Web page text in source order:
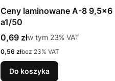
Ceny laminowane A-8 9,5x6
a1/50
Cena brutto
0,69 złw tym %s VAT
w tym 23% VAT
Cena netto
0,56 złbez 23% VAT
Do koszyka